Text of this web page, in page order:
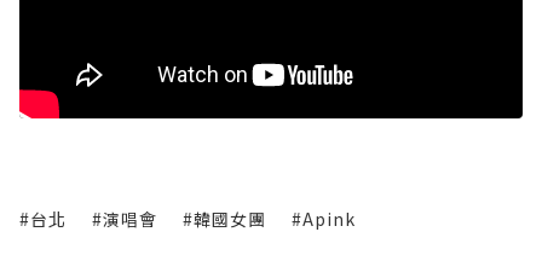
#台北 #演唱會 #韓國女團 #Apink